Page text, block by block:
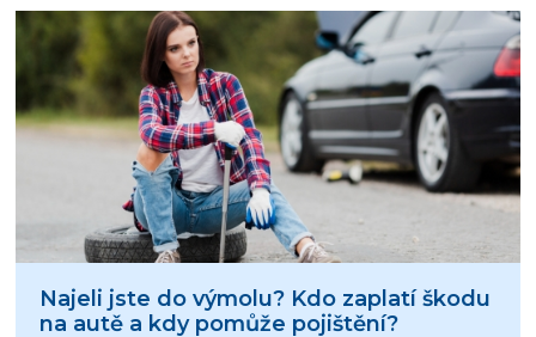
Najeli jste do výmolu? Kdo zaplatí škodu
na autě a kdy pomůže pojištění?